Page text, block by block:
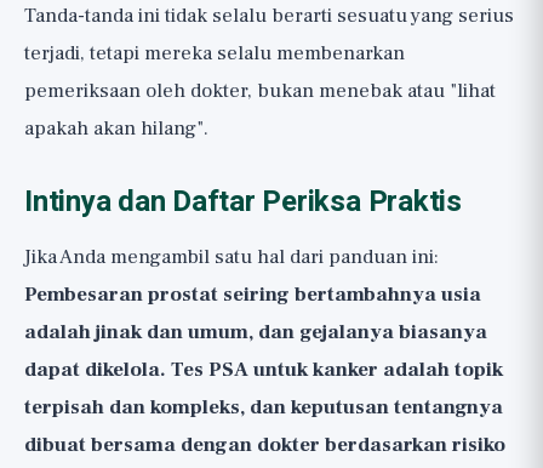
Tanda-tanda ini tidak selalu berarti sesuatu yang serius
terjadi, tetapi mereka selalu membenarkan
pemeriksaan oleh dokter, bukan menebak atau "lihat
apakah akan hilang".
Intinya dan Daftar Periksa Praktis
Jika Anda mengambil satu hal dari panduan ini:
Pembesaran prostat seiring bertambahnya usia
adalah jinak dan umum, dan gejalanya biasanya
dapat dikelola. Tes PSA untuk kanker adalah topik
terpisah dan kompleks, dan keputusan tentangnya
dibuat bersama dengan dokter berdasarkan risiko